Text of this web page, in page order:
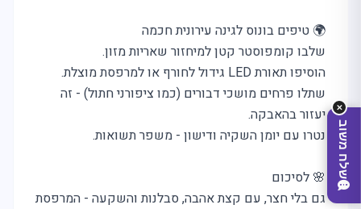
🌍 טיפים בונוס לגינה עירונית חכמה
שלבו קומפוסטר קטן למיחזור שאריות מזון.
הוסיפו תאורת LED גידול לחורף או למרפסת מוצלת.
שתלו פרחים מושכי דבורים (כמו ציפורני חתול) - זה
יעזור בהאבקה.
נטרו עם יומן השקיה ודישון - משפר תשואות.
🌸 לסיכום
גם בלי חצר, עם קצת אהבה, סבלנות והשקעה - המרפסת
✕
שלח משוב